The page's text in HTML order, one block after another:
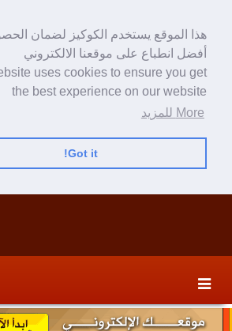
هذا الموقع يستخدم الكوكيز لضمان
أفضل انطباع على موقعنا الالكتروني
uses cookies to ensure you get
the best experience on our website
More للمزيد
Got it!
content
secondary
content